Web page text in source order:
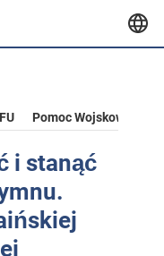
Pomoc Wojskowa Dla
i stanąć